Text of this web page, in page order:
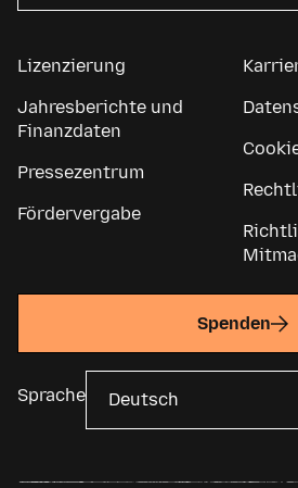
Lizenzierung
Jahresberichte und
Finanzdaten
Pressezentrum
Fördervergabe
Spenden
Sprache